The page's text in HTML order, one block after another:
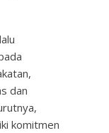
dan
komitmen